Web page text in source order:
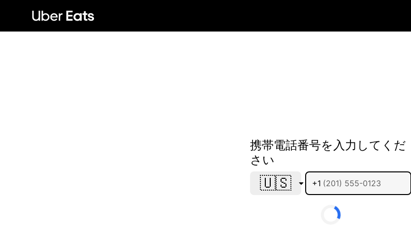
携帯電話番号を入力してくだ
さい
🇺🇸 +1